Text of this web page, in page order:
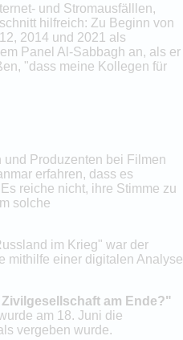
und Stromausfälllen,
hilfreich: Zu Beginn von
2014 und 2021 als
Panel Al-Sabbagh an, als er
"dass meine Kollegen für
Produzenten bei Filmen
erfahren, dass es
reiche nicht, ihre Stimme zu
solche
im Krieg" war der
mithilfe einer digitalen Analyse
am Ende?"
am 18. Juni die
vergeben wurde.